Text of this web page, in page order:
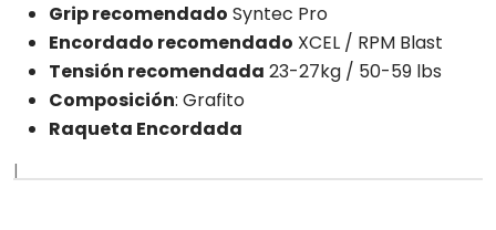
Grip recomendado Syntec Pro
Encordado recomendado XCEL / RPM Blast
Tensión recomendada 23-27kg / 50-59 lbs
Composición: Grafito
Raqueta Encordada
|